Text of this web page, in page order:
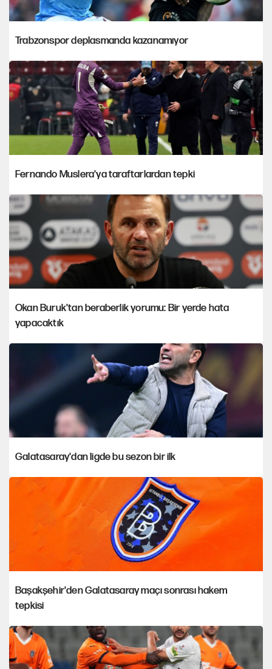
Trabzonspor deplasmanda kazanamıyor
Fernando Muslera'ya taraftarlardan tepki
Okan Buruk'tan beraberlik yorumu: Bir yerde hata
yapacaktık
Galatasaray'dan ligde bu sezon bir ilk
Başakşehir'den Galatasaray maçı sonrası hakem
tepkisi